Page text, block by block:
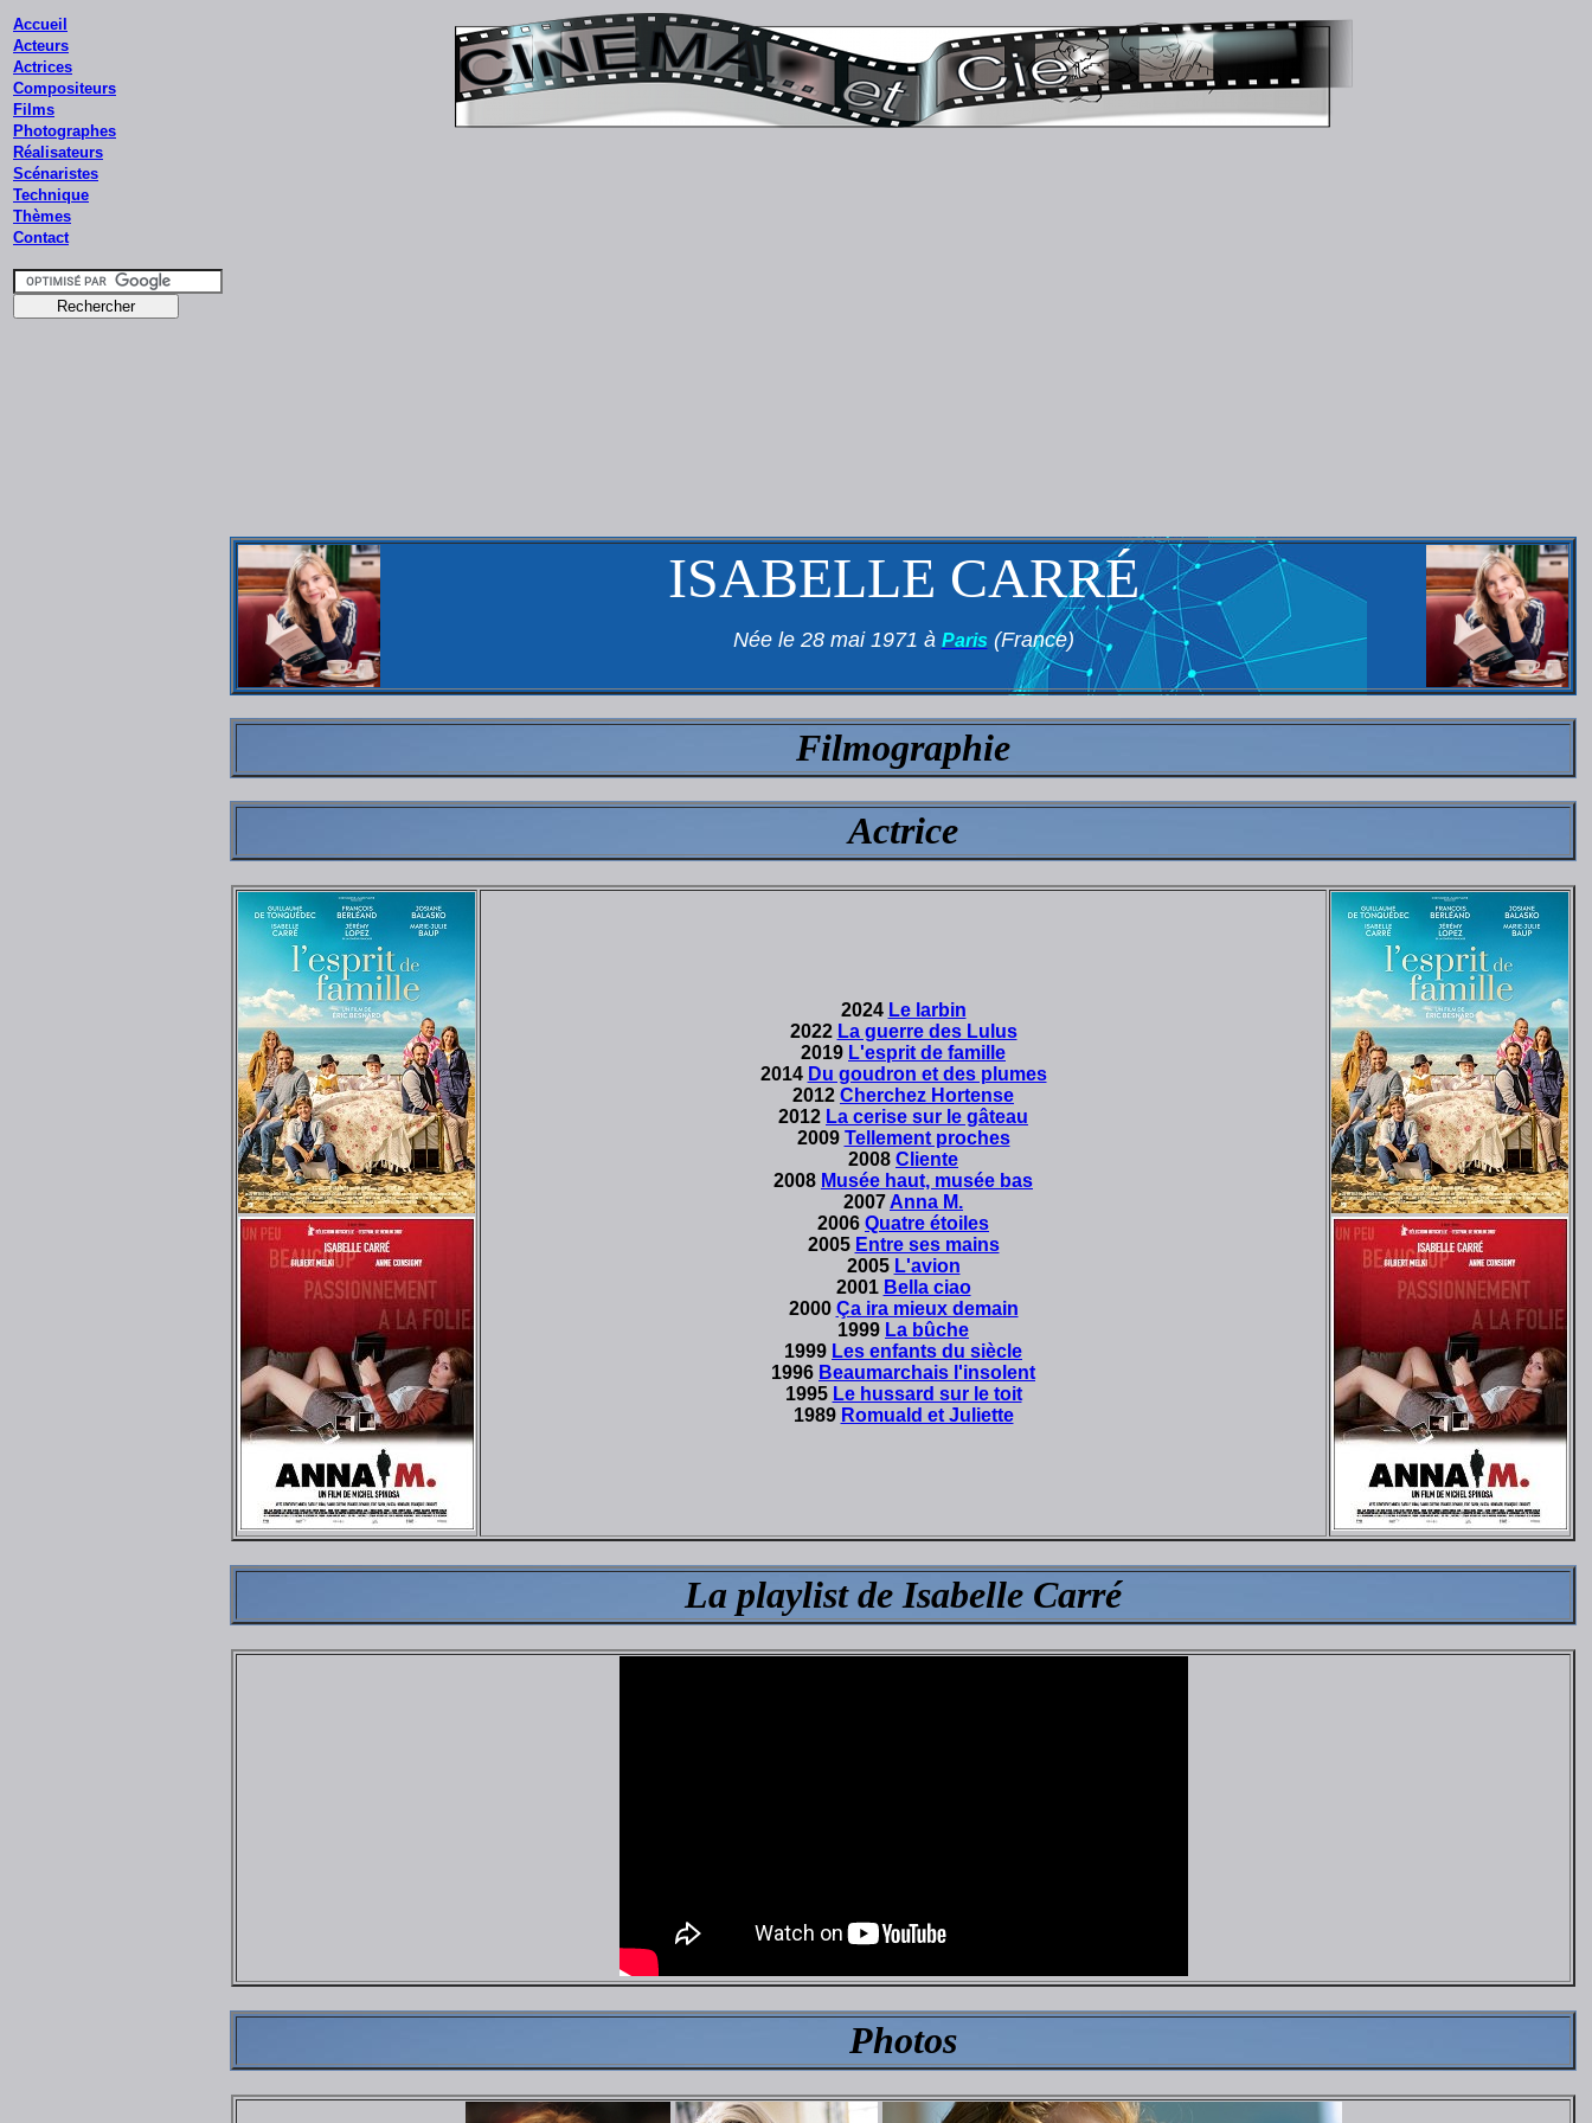
Accueil
Acteurs
Actrices
Compositeurs
Films
Photographes
Réalisateurs
Scénaristes
Technique
Thèmes
Contact
ISABELLE CARRÉ
Née le 28 mai 1971 à Paris (France)
Filmographie
Actrice
2024 Le larbin
2022 La guerre des Lulus
2019 L'esprit de famille
2014 Du goudron et des plumes
2012 Cherchez Hortense
2012 La cerise sur le gâteau
2009 Tellement proches
2008 Cliente
2008 Musée haut, musée bas
2007 Anna M.
2006 Quatre étoiles
2005 Entre ses mains
2005 L'avion
2001 Bella ciao
2000 Ça ira mieux demain
1999 La bûche
1999 Les enfants du siècle
1996 Beaumarchais l'insolent
1995 Le hussard sur le toit
1989 Romuald et Juliette
La playlist de Isabelle Carré
Photos